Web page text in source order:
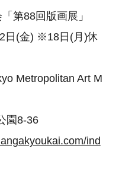
第88回版画展」
日(金) ※18日(月)休
Metropolitan Art M
園8-36
ind